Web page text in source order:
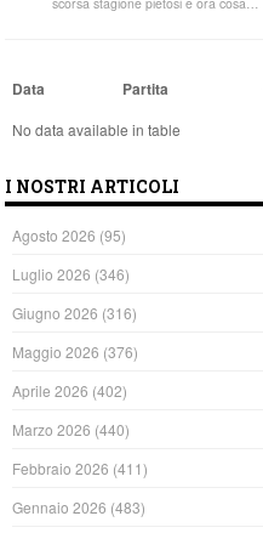
Data Partita
No data available in table
I NOSTRI ARTICOLI
Agosto 2026 (95)
Luglio 2026 (346)
Giugno 2026 (316)
Maggio 2026 (376)
Aprile 2026 (402)
Marzo 2026 (440)
Febbraio 2026 (411)
Gennaio 2026 (483)